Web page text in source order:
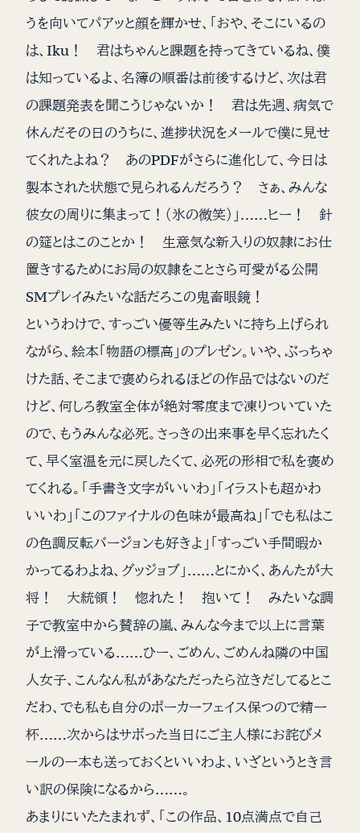
うを向いてパアッと顔を輝かせ、「おや、そこにいるの
は、Iku！ 君はちゃんと課題を持ってきているね、僕
は知っているよ、名簿の順番は前後するけど、次は君
の課題発表を聞こうじゃないか！ 君は先週、病気で
休んだその日のうちに、進捗状況をメールで僕に見せ
てくれたよね？ あのPDFがさらに進化して、今日は
製本された状態で見られるんだろう？ さぁ、みんな
彼女の周りに集まって！（氷の微笑）」……ヒー！ 針
の筵とはこのことか！ 生意気な新入りの奴隷にお仕
置きするためにお局の奴隷をことさら可愛がる公開
SMプレイみたいな話だろこの鬼畜眼鏡！
というわけで、すっごい優等生みたいに持ち上げられ
ながら、絵本「物語の標高」のプレゼン。いや、ぶっちゃ
けた話、そこまで褒められるほどの作品ではないのだ
けど、何しろ教室全体が絶対零度まで凍りついていた
ので、もうみんな必死。さっきの出来事を早く忘れたく
て、早く室温を元に戻したくて、必死の形相で私を褒め
てくれる。「手書き文字がいいわ」「イラストも超かわ
いいわ」「このファイナルの色味が最高ね」「でも私はこ
の色調反転バージョンも好きよ」「すっごい手間暇か
かってるわよね、グッジョブ」……とにかく、あんたが大
将！ 大統領！ 惚れた！ 抱いて！ みたいな調
子で教室中から賛辞の嵐、みんな今まで以上に言葉
が上滑っている……ひー、ごめん、ごめんね隣の中国
人女子、こんなん私があなただったら泣きだしてるとこ
だわ、でも私も自分のポーカーフェイス保つので精一
杯……次からはサボった当日にご主人様にお詫びメ
ールの一本も送っておくといいわよ、いざというとき言
い訳の保険になるから……。
あまりにいたたまれず、「この作品、10点満点で自己